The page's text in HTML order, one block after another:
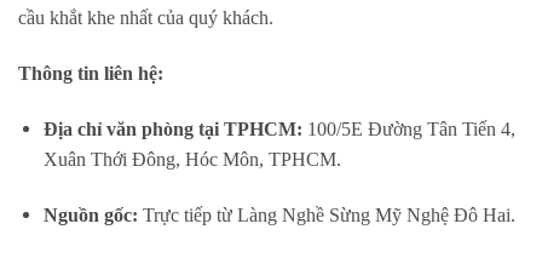
cầu khắt khe nhất của quý khách.
Thông tin liên hệ:
Địa chỉ văn phòng tại TPHCM: 100/5E Đường Tân Tiến 4,
Xuân Thới Đông, Hóc Môn, TPHCM.
Nguồn gốc: Trực tiếp từ Làng Nghề Sừng Mỹ Nghệ Đô Hai.